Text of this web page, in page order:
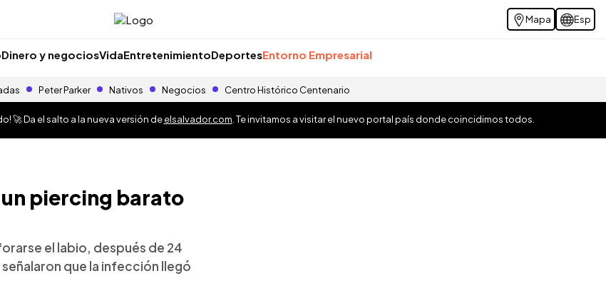
Mapa Esp
Dinero y negociosVidaEntretenimientoDeportesEntorno Empresarial
Peter Parker Nativos Negocios Centro Histórico Centenario
🚀 Da el salto a la nueva versión deelsalvador.com . Te invitamos a visitar el nuevo portal país donde coincidimos todos.
piercing barato
el labio, después de 24
que la infección llegó